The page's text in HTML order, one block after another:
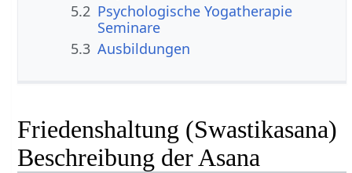
5.2 Psychologische Yogatherapie
Seminare
5.3 Ausbildungen
Friedenshaltung (Swastikasana)
Beschreibung der Asana